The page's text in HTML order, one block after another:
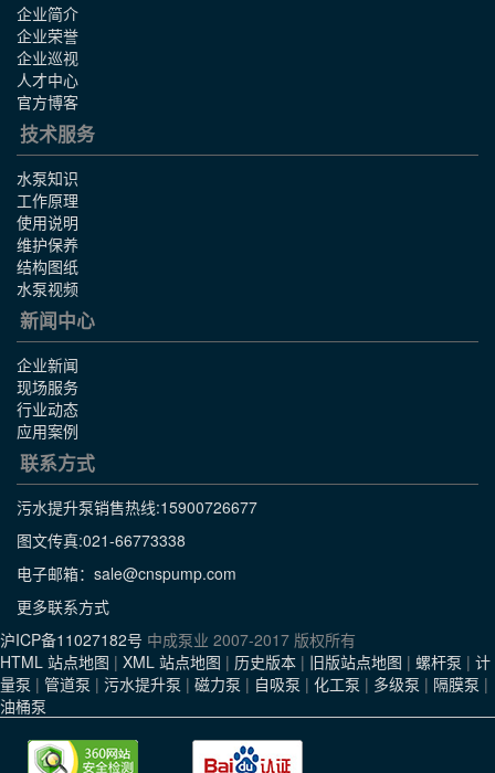
企业简介
企业荣誉
企业巡视
人才中心
官方博客
技术服务
水泵知识
工作原理
使用说明
维护保养
结构图纸
水泵视频
新闻中心
企业新闻
现场服务
行业动态
应用案例
联系方式
污水提升泵销售热线:15900726677
图文传真:021-66773338
电子邮箱：sale@cnspump.com
更多联系方式
沪ICP备11027182号 中成泵业 2007-2017 版权所有
HTML 站点地图 | XML 站点地图 | 历史版本 | 旧版站点地图 | 螺杆泵 | 计
量泵 | 管道泵 | 污水提升泵 | 磁力泵 | 自吸泵 | 化工泵 | 多级泵 | 隔膜泵 |
油桶泵